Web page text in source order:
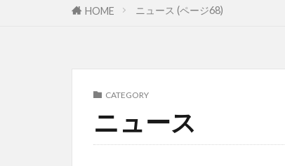
HOME ニュース (ページ68)
CATEGORY
ニュース